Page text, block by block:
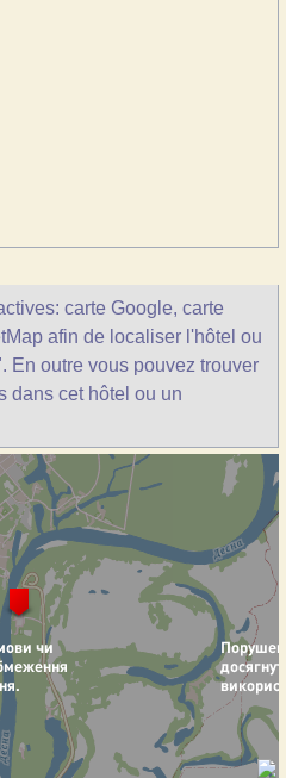
carte Google, carte
afin de localiser l'hôtel ou
En outre vous pouvez trouver
dans cet hôtel ou un